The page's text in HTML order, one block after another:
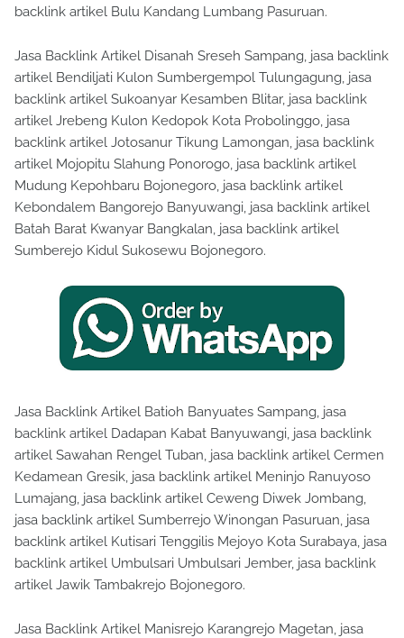
backlink artikel Bulu Kandang Lumbang Pasuruan.
Jasa Backlink Artikel Disanah Sreseh Sampang, jasa backlink
artikel Bendiljati Kulon Sumbergempol Tulungagung, jasa
backlink artikel Sukoanyar Kesamben Blitar, jasa backlink
artikel Jrebeng Kulon Kedopok Kota Probolinggo, jasa
backlink artikel Jotosanur Tikung Lamongan, jasa backlink
artikel Mojopitu Slahung Ponorogo, jasa backlink artikel
Mudung Kepohbaru Bojonegoro, jasa backlink artikel
Kebondalem Bangorejo Banyuwangi, jasa backlink artikel
Batah Barat Kwanyar Bangkalan, jasa backlink artikel
Sumberejo Kidul Sukosewu Bojonegoro.
Jasa Backlink Artikel Batioh Banyuates Sampang, jasa
backlink artikel Dadapan Kabat Banyuwangi, jasa backlink
artikel Sawahan Rengel Tuban, jasa backlink artikel Cermen
Kedamean Gresik, jasa backlink artikel Meninjo Ranuyoso
Lumajang, jasa backlink artikel Ceweng Diwek Jombang,
jasa backlink artikel Sumberrejo Winongan Pasuruan, jasa
backlink artikel Kutisari Tenggilis Mejoyo Kota Surabaya, jasa
backlink artikel Umbulsari Umbulsari Jember, jasa backlink
artikel Jawik Tambakrejo Bojonegoro.
Jasa Backlink Artikel Manisrejo Karangrejo Magetan, jasa